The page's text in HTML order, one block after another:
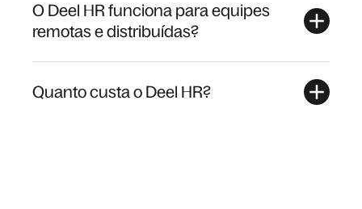
O Deel HR funciona para equipes
remotas e distribuídas?
Quanto custa o Deel HR?